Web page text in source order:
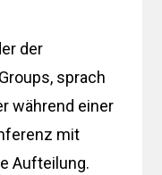
der
sprach
während einer
mit
Aufteilung.